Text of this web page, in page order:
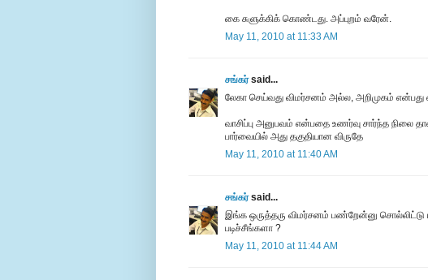
கை சுளுக்கிக் கொண்டது. அப்புறம் வரேன்.
May 11, 2010 at 11:33 AM
சங்கர்said...
லேகா செய்வது விமர்சனம் அல்ல, அறிமுகம்
வாசிப்பு அனுபவம் என்பதை உணர்வு சார்ந்த நிலை
பார்வையில் அது தகுதியான விருதே
May 11, 2010 at 11:40 AM
சங்கர்said...
இங்க ஒருத்தரு விமர்சனம் பண்றேன்னு சொல்லிட்டு
படிச்சீங்களா ?
May 11, 2010 at 11:44 AM